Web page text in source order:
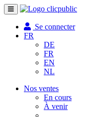
Toggle
navigation
Se connecter
FR
DE
FR
EN
NL
Nos ventes
En cours
À venir